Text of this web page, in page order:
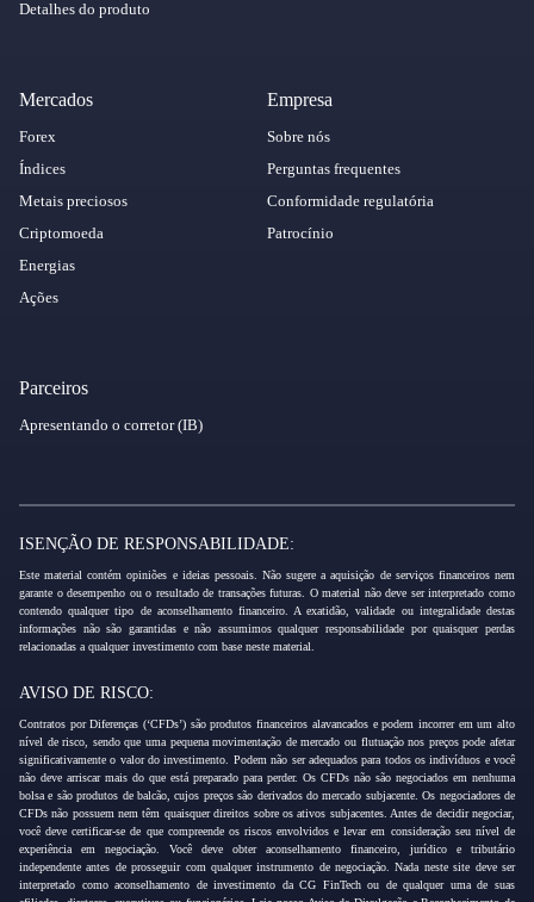
Detalhes do produto
Mercados
Forex
Índices
Metais preciosos
Criptomoeda
Energias
Ações
Empresa
Sobre nós
Perguntas frequentes
Conformidade regulatória
Patrocínio
Parceiros
Apresentando o corretor (IB)
ISENÇÃO DE RESPONSABILIDADE:
Este material contém opiniões e ideias pessoais. Não sugere a aquisição de serviços financeiros nem
garante o desempenho ou o resultado de transações futuras. O material não deve ser interpretado como
contendo qualquer tipo de aconselhamento financeiro. A exatidão, validade ou integralidade destas
informações não são garantidas e não assumimos qualquer responsabilidade por quaisquer perdas
relacionadas a qualquer investimento com base neste material.
AVISO DE RISCO:
Contratos por Diferenças (‘CFDs’) são produtos financeiros alavancados e podem incorrer em um alto
nível de risco, sendo que uma pequena movimentação de mercado ou flutuação nos preços pode afetar
significativamente o valor do investimento. Podem não ser adequados para todos os indivíduos e você
não deve arriscar mais do que está preparado para perder. Os CFDs não são negociados em nenhuma
bolsa e são produtos de balcão, cujos preços são derivados do mercado subjacente. Os negociadores de
CFDs não possuem nem têm quaisquer direitos sobre os ativos subjacentes. Antes de decidir negociar,
você deve certificar-se de que compreende os riscos envolvidos e levar em consideração seu nível de
experiência em negociação. Você deve obter aconselhamento financeiro, jurídico e tributário
independente antes de prosseguir com qualquer instrumento de negociação. Nada neste site deve ser
interpretado como aconselhamento de investimento da CG FinTech ou de qualquer uma de suas